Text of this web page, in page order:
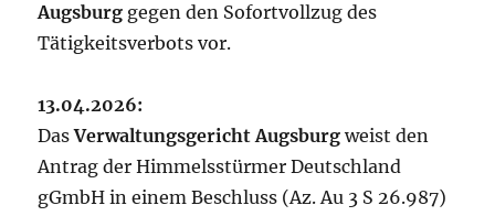
Augsburg gegen den Sofortvollzug des
Tätigkeitsverbots vor.
13.04.2026:
DasVerwaltungsgericht Augsburg weist den
Antrag der Himmelsstürmer Deutschland
gGmbH in einem Beschluss (Az. Au 3 S 26.987)